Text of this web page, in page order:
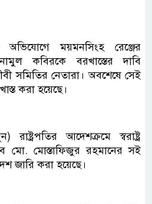
ময়মনসিংহ রেঞ্জের
কবিরকে বরখাস্তের দাবি
সমিতির নেতারা। অবশেষে সেই
করা হয়েছে।
আদেশক্রমে স্বরাষ্ট্র
মো. মোস্তাফিজুর রহমানের সই
জারি করা হয়েছে।